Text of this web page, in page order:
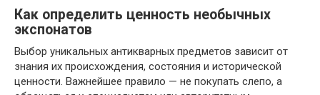
Как определить ценность необычных
экспонатов
Выбор уникальных антикварных предметов зависит от
знания их происхождения, состояния и исторической
ценности. Важнейшее правило — не покупать слепо, а